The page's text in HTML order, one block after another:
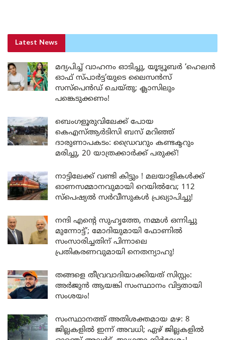
Latest News
മദ്യപിച്ച് വാഹനം ഓടിച്ചു, യൂട്യൂബർ ‘ഹെലൻ
ഓഫ് സ്പാർട്ട’യുടെ ലൈസൻസ്
സസ്പെൻഡ് ചെയ്തു; ക്ലാസിലും
പങ്കെടുക്കണം!
ബെംഗളൂരുവിലേക്ക് പോയ
കെഎസ്ആർടിസി ബസ് മറിഞ്ഞ്
ദാരുണാപകടം: ഡ്രൈവറും കണ്ടക്ടറും
മരിച്ചു, 20 യാത്രക്കാർക്ക് പരുക്ക്!
നാട്ടിലേക്ക് വണ്ടി കിട്ടും ! മലയാളികൾക്ക്
ഓണസമ്മാനവുമായി റെയിൽവേ; 112
സ്പെഷ്യൽ സർവീസുകൾ പ്രഖ്യാപിച്ചു!
നന്ദി എൻ്റെ സുഹൃത്തേ, നമ്മൾ ഒന്നിച്ചു
മുന്നോട്ട്’; മോദിയുമായി ഫോണിൽ
സംസാരിച്ചതിന് പിന്നാലെ
പ്രതികരണവുമായി നെതന്യാഹു!
തങ്ങളെ തീവ്രവാദിയാക്കിയത് സിസ്റ്റം:
അർജുൻ ആയങ്കി സംസ്ഥാനം വിട്ടതായി
സംശയം!
സംസ്ഥാനത്ത് അതിശക്തമായ മഴ: 8
ജില്ലകളിൽ ഇന്ന് അവധി; ഏഴ് ജില്ലകളിൽ